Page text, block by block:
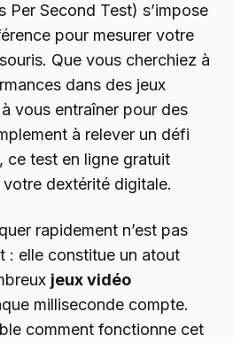
Per Second Test) s’impose
pour mesurer votre
Que vous cherchiez à
dans des jeux
vous entraîner pour des
à relever un défi
ce test en ligne gratuit
dextérité digitale.
rapidement n’est pas
: elle constitue un atout
jeux vidéo
milliseconde compte.
comment fonctionne cet